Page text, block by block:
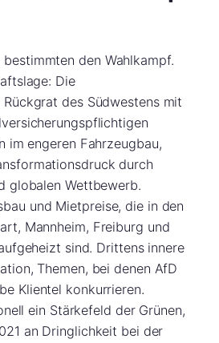
den Wahlkampf.
Die
des Südwestens mit
im engeren Fahrzeugbau,
durch
globalen Wettbewerb.
und Mietpreise, die in den
Mannheim, Freiburg und
sind. Drittens innere
Themen, bei denen AfD
Klientel konkurrieren.
ein Stärkefeld der Grünen,
an Dringlichkeit bei der